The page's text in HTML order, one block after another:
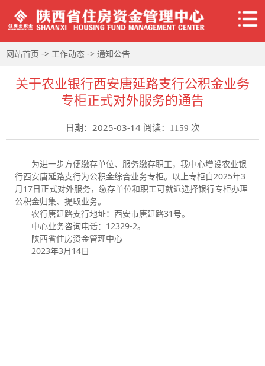
网站首页 -> 工作动态 -> 通知公告
关于农业银行西安唐延路支行公积金业务
专柜正式对外服务的通告
日期：2025-03-14 阅读： 1159 次
为进一步方便缴存单位、服务缴存职工，我中心增设农业银
行西安唐延路支行为公积金综合业务专柜。以上专柜自2025年3
月17日正式对外服务，缴存单位和职工可就近选择银行专柜办理
公积金归集、提取业务。
农行唐延路支行地址：西安市唐延路31号。
中心业务咨询电话：12329-2。
陕西省住房资金管理中心
2023年3月14日